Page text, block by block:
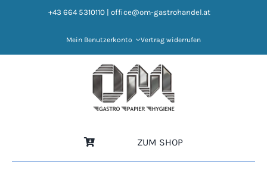
+43 664 5310110 office@om-gastrohandel.at
Mein Benutzerkonto Vertrag widerrufen
ZUM SHOP